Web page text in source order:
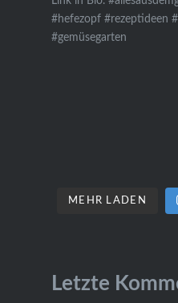
MEHR LADEN
Letzte